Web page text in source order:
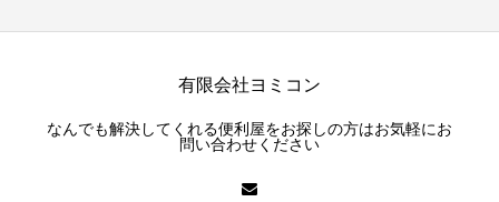
有限会社ヨミコン
なんでも解決してくれる便利屋をお探しの方はお気軽にお
問い合わせください